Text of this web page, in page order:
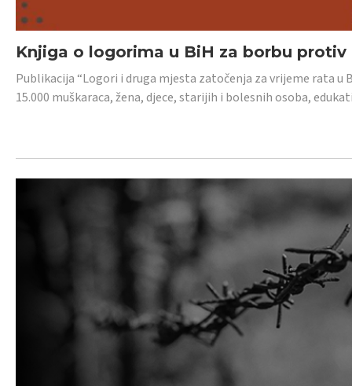
Knjiga o logorima u BiH za borbu
Publikacija “Logori i druga mjesta zatočenja za vrijeme rata u
15.000 muškaraca, žena, djece, starijih i bolesnih osoba,